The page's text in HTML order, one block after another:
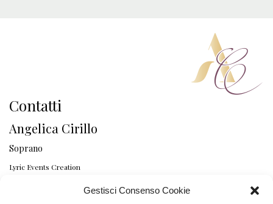
Gestisci Consenso Cookie
Contatti
Angelica Cirillo
Soprano
Lyric Events Creation
Mail: info@angelicacirillo.it - Cel: 0039 339 2663150